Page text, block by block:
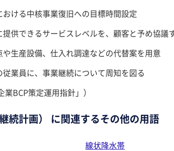
おける中核事業復旧への目標時間設定
提供できるサービスレベルを、顧客と予め協議
や生産設備、仕入れ調達などの代替案を用意
従業員に、事業継続について周知を図る
業BCP策定運用指針」）
続計画） に関連するその他の用語
線状降水帯